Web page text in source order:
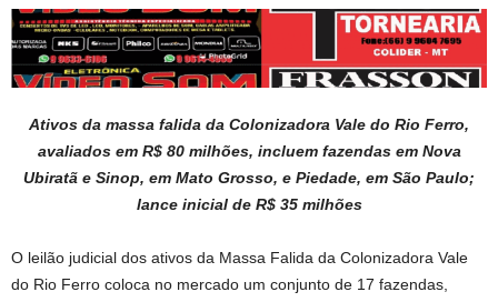
Ativos da massa falida da Colonizadora Vale do Rio Ferro,
avaliados em R$ 80 milhões, incluem fazendas em Nova
Ubiratã e Sinop, em Mato Grosso, e Piedade, em São Paulo;
lance inicial de R$ 35 milhões
O leilão judicial dos ativos da Massa Falida da Colonizadora Vale
do Rio Ferro coloca no mercado um conjunto de 17 fazendas,